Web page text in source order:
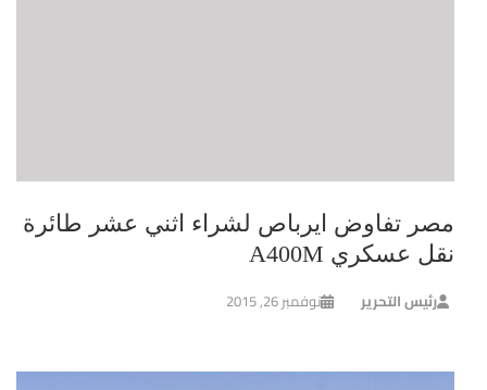
مصر تفاوض ايرباص لشراء اثني عشر طائرة
نقل عسكري A400M
رئيس التحرير نوفمبر 26, 2015